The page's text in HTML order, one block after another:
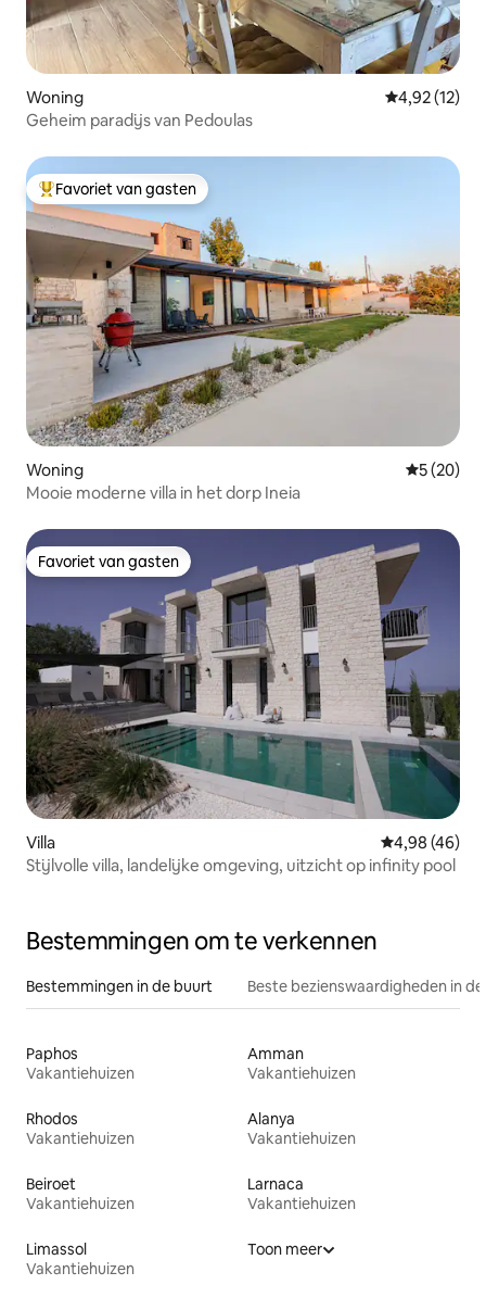
Woning Gemiddelde
4,92 (12)
Geheim paradijs van Pedoulas
Topfavoriet van gasten
Favoriet van gasten
Woning
5 (20)
Mooie moderne villa in het dorp Ineia
Favoriet van gasten
Favoriet van gasten
Villa Gemiddelde
4,98 (46)
Stijlvolle villa, landelijke omgeving, uitzicht op infinity pool
Bestemmingen om te verkennen
Bestemmingen in de buurt Beste bezienswaardigheden in
Paphos
Vakantiehuizen
Amman
Vakantiehuizen
Rhodos
Vakantiehuizen
Alanya
Vakantiehuizen
Beiroet
Vakantiehuizen
Larnaca
Vakantiehuizen
Limassol
Vakantiehuizen
Toon meer